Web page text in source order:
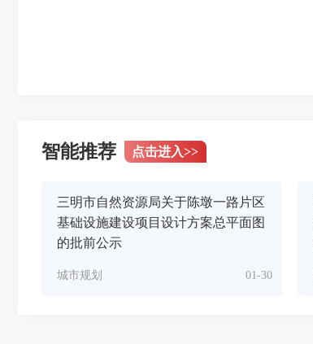
智能推荐 点击进入>>
三明市自然资源局关于陈墩一路片区
基础设施建设项目设计方案总平面图
的批前公示
01-30
城市规划